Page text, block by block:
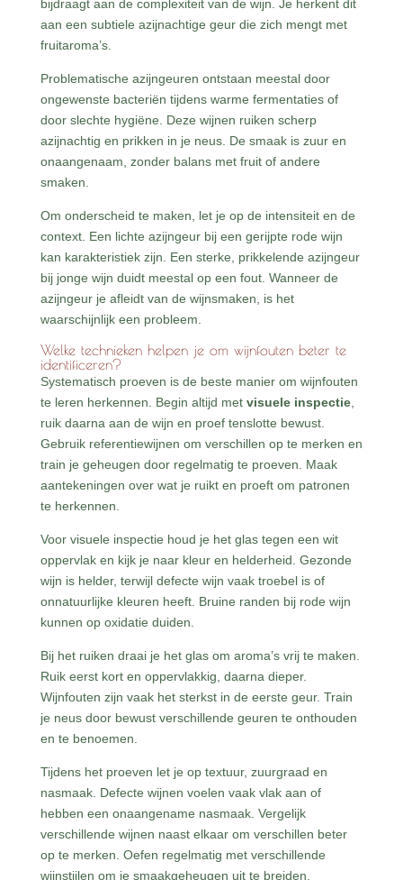
bijdraagt aan de complexiteit van de wijn. Je herkent dit
aan een subtiele azijnachtige geur die zich mengt met
fruitaroma’s.
Problematische azijngeuren ontstaan meestal door
ongewenste bacteriën tijdens warme fermentaties of
door slechte hygiëne. Deze wijnen ruiken scherp
azijnachtig en prikken in je neus. De smaak is zuur en
onaangenaam, zonder balans met fruit of andere
smaken.
Om onderscheid te maken, let je op de intensiteit en de
context. Een lichte azijngeur bij een gerijpte rode wijn
kan karakteristiek zijn. Een sterke, prikkelende azijngeur
bij jonge wijn duidt meestal op een fout. Wanneer de
azijngeur je afleidt van de wijnsmaken, is het
waarschijnlijk een probleem.
Welke technieken helpen je om wijnfouten beter te
identificeren?
Systematisch proeven is de beste manier om wijnfouten
te leren herkennen. Begin altijd met visuele inspectie,
ruik daarna aan de wijn en proef tenslotte bewust.
Gebruik referentiewijnen om verschillen op te merken en
train je geheugen door regelmatig te proeven. Maak
aantekeningen over wat je ruikt en proeft om patronen
te herkennen.
Voor visuele inspectie houd je het glas tegen een wit
oppervlak en kijk je naar kleur en helderheid. Gezonde
wijn is helder, terwijl defecte wijn vaak troebel is of
onnatuurlijke kleuren heeft. Bruine randen bij rode wijn
kunnen op oxidatie duiden.
Bij het ruiken draai je het glas om aroma’s vrij te maken.
Ruik eerst kort en oppervlakkig, daarna dieper.
Wijnfouten zijn vaak het sterkst in de eerste geur. Train
je neus door bewust verschillende geuren te onthouden
en te benoemen.
Tijdens het proeven let je op textuur, zuurgraad en
nasmaak. Defecte wijnen voelen vaak vlak aan of
hebben een onaangename nasmaak. Vergelijk
verschillende wijnen naast elkaar om verschillen beter
op te merken. Oefen regelmatig met verschillende
wijnstijlen om je smaakgeheugen uit te breiden.